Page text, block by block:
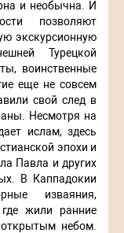
и необычна. И
позволяют
экскурсионную
Турецкой
воинственные
еще не совсем
свой след в
Несмотря на
ислам, здесь
эпохи и
Павла и других
В Каппадокии
изваяния,
жили ранние
небом.